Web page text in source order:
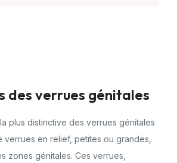
des verrues génitales
plus distinctive des verrues génitales
verrues en relief, petites ou grandes,
zones génitales. Ces verrues,